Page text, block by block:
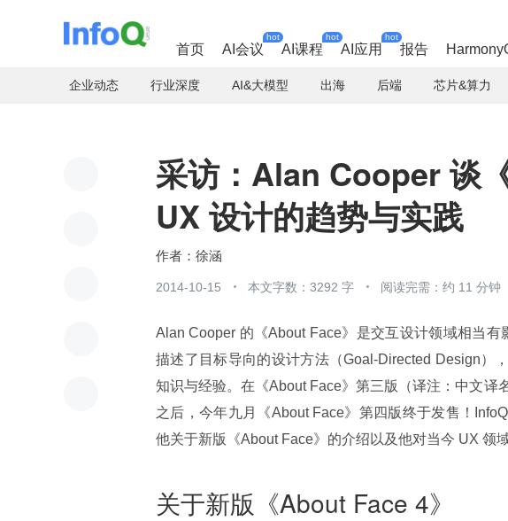
首页 AI会议
hot
AI课程
hot
AI应用
hot
报告
企业动态 行业深度 AI&大模型 出海 后端 芯片&算力
采访：Alan Cooper 谈
UX 设计的趋势与实践
徐涵
2014-10-15 本文字数：3292 字 阅读完需：约 11 分钟
Alan Cooper 的《About Face》是交互设计领域相当
描述了目标导向的设计方法（Goal-Directed Design）
知识与经验。在《About Face》第三版（译注：中文译
之后，今年九月《About Face》第四版终于发售！
他关于新版《About Face》的介绍以及他对当今 UX 领
关于新版《About Face 4》